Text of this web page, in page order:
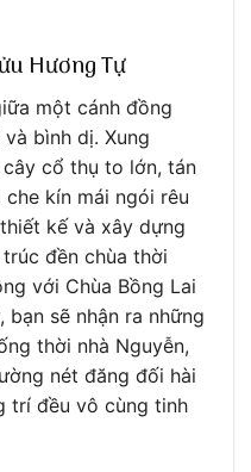
Hương Tự
một cánh đồng
bình dị. Xung
cổ thụ to lớn, tán
kín mái ngói rêu
kế và xây dựng
đền chùa thời
với Chùa Bồng Lai
bạn sẽ nhận ra những
thời nhà Nguyễn,
nét đăng đối hài
trí đều vô cùng tinh